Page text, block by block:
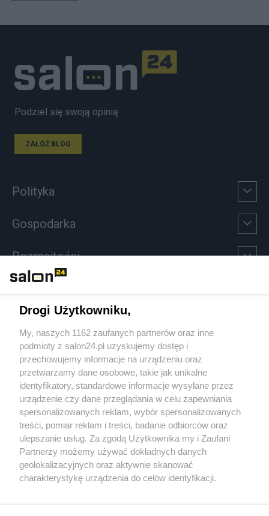
Podziel się swoją opinią
ZAŁÓŻ BLOG
Polityka
Gospodarka
Rozmaitości
Sport
Społeczeństwo
Kultura
X Facebook Instagram Youtube
Drogi Użytkowniku,
My, naszych 1162 zaufanych partnerów oraz inne
podmioty z salon24.pl uzyskujemy dostęp i
przechowujemy informacje na urządzeniu oraz
przetwarzamy dane osobowe, takie jak unikalne
identyfikatory, standardowe informacje wysyłane przez
urządzenie czy dane przeglądania w celu zapewniania
spersonalizowanych reklam, wybór spersonalizowanych
treści, pomiar reklam i treści, badanie odbiorców oraz
ulepszanie usług. Za zgodą Użytkownika my i Zaufani
Partnerzy możemy używać dokładnych danych
geolokalizacyjnych oraz aktywnie skanować
charakterystykę urządzenia do celów identyfikacji.